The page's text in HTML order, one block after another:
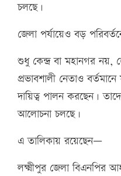
চলছে।
জেলা পর্যায়েও বড়
শুধু কেন্দ্র বা মহানগর নয়,
প্রভাবশালী নেতাও
দায়িত্ব পালন করছেন।
আলোচনা চলছে।
এ তালিকায় রয়েছেন—
লক্ষ্মীপুর জেলা বিএনপির